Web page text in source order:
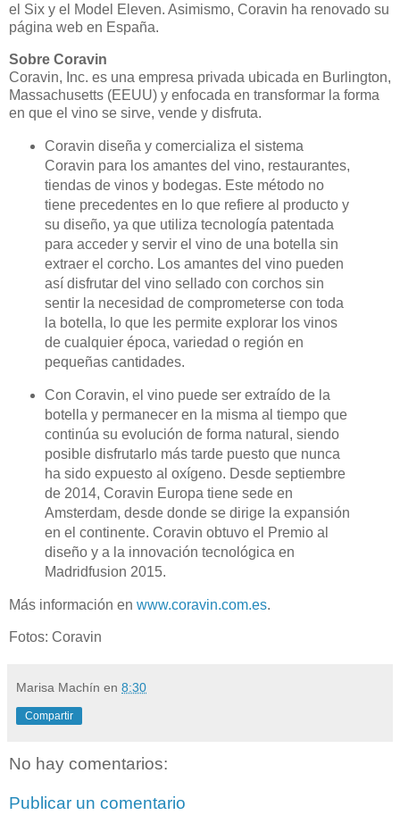
el Six y el Model Eleven. Asimismo, Coravin ha renovado su
página web en España.
Sobre Coravin
Coravin, Inc. es una empresa privada ubicada en Burlington,
Massachusetts (EEUU) y enfocada en transformar la forma
en que el vino se sirve, vende y disfruta.
Coravin diseña y comercializa el sistema
Coravin para los amantes del vino, restaurantes,
tiendas de vinos y bodegas. Este método no
tiene precedentes en lo que refiere al producto y
su diseño, ya que utiliza tecnología patentada
para acceder y servir el vino de una botella sin
extraer el corcho. Los amantes del vino pueden
así disfrutar del vino sellado con corchos sin
sentir la necesidad de comprometerse con toda
la botella, lo que les permite explorar los vinos
de cualquier época, variedad o región en
pequeñas cantidades.
Con Coravin, el vino puede ser extraído de la
botella y permanecer en la misma al tiempo que
continúa su evolución de forma natural, siendo
posible disfrutarlo más tarde puesto que nunca
ha sido expuesto al oxígeno. Desde septiembre
de 2014, Coravin Europa tiene sede en
Amsterdam, desde donde se dirige la expansión
en el continente. Coravin obtuvo el Premio al
diseño y a la innovación tecnológica en
Madridfusion 2015.
Más información en www.coravin.com.es.
Fotos: Coravin
Marisa Machín en 8:30
Compartir
No hay comentarios:
Publicar un comentario